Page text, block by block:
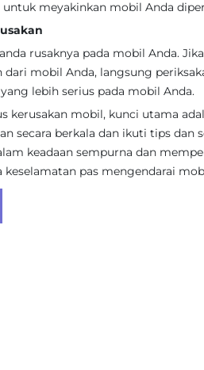
meyakinkan mobil Anda
rusaknya pada mobil Anda.
dari mobil Anda, langsung
lebih serius pada mobil Anda.
kerusakan mobil, kunci utama
secara berkala dan ikuti tips
keadaan sempurna dan
pas mengendarai